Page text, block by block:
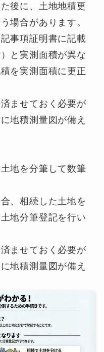
後に、土地地積更
場合があります。
事項証明書に記載
と実測面積が異な
を実測面積に更正
ませておく必要が
地積測量図が備え
地を分筆して数筆
、相続した土地を
地分筆登記を行い
ませておく必要が
地積測量図が備え